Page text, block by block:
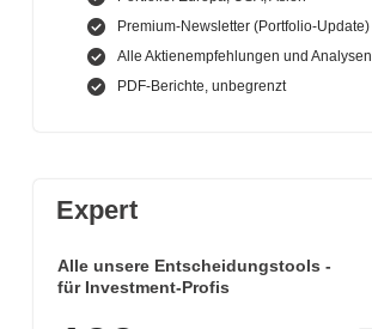
Premium-Newsletter (Portfolio-Update)
Alle Aktienempfehlungen und Analysen
PDF-Berichte, unbegrenzt
Expert
Alle unsere Entscheidungstools -
für Investment-Profis